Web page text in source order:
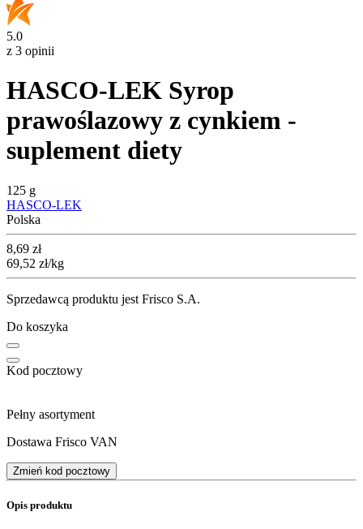
5.0
z 3 opinii
HASCO-LEK Syrop
prawoślazowy z cynkiem -
suplement diety
125 g
HASCO-LEK
Polska
Cena
8,69 zł
69,52 zł/kg
Sprzedawcą produktu jest Frisco S.A.
Do koszyka
Kod pocztowy
Pełny asortyment
Dostawa Frisco VAN
Zmień kod pocztowy
Opis produktu